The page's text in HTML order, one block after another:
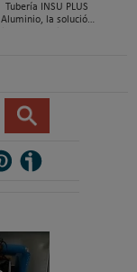
Tubería INSU PLUS
Aluminio, la solución